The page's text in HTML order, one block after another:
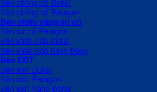
Đèn chống nổ Duhal
Đèn chống nổ Paragon
Đèn chiếu sáng sự cố
Đèn sự cố Paragon
Đèn khẩn cấp Duhal
Đèn khẩn cấp Rạng Đông
Đèn EXIT
Đèn exit Duhal
Đèn exit Paragon
Đèn exit Rạng Đông